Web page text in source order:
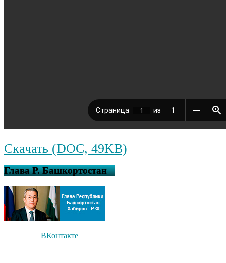
Скачать (DOC, 49KB)
Глава Р. Башкортостан
ВКонтакте